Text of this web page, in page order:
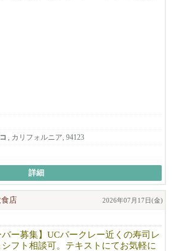
職）としての経験有り
、こちらでサポートします。
, カリフォルニア, 94123
詳細
店 2026年07月17日(金)
バー募集】UCバークレー近くの寿司レ
フト相談可。テキストにてお気軽に